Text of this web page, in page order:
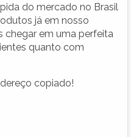
do mercado no Brasil
já em nosso
chegar em uma perfeita
quanto com
copiado!